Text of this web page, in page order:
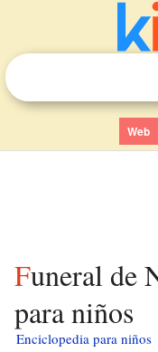
Web
Funeral de Néstor Kirchner
para niños
Enciclopedia para niños